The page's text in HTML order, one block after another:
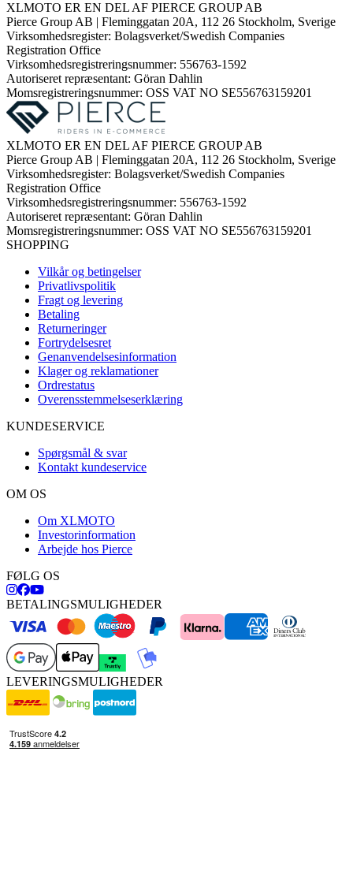
XLMOTO ER EN DEL AF PIERCE GROUP AB
Pierce Group AB | Fleminggatan 20A, 112 26 Stockholm, Sverige
Virksomhedsregister: Bolagsverket/Swedish Companies
Registration Office
Virksomhedsregistreringsnummer: 556763-1592
Autoriseret repræsentant: Göran Dahlin
Momsregistreringsnummer: OSS VAT NO SE556763159201
XLMOTO ER EN DEL AF PIERCE GROUP AB
Pierce Group AB | Fleminggatan 20A, 112 26 Stockholm, Sverige
Virksomhedsregister: Bolagsverket/Swedish Companies
Registration Office
Virksomhedsregistreringsnummer: 556763-1592
Autoriseret repræsentant: Göran Dahlin
Momsregistreringsnummer: OSS VAT NO SE556763159201
SHOPPING
Vilkår og betingelser
Privatlivspolitik
Fragt og levering
Betaling
Returneringer
Fortrydelsesret
Genanvendelsesinformation
Klager og reklamationer
Ordrestatus
Overensstemmelseserklæring
KUNDESERVICE
Spørgsmål & svar
Kontakt kundeservice
OM OS
Om XLMOTO
Investorinformation
Arbejde hos Pierce
FØLG OS
BETALINGSMULIGHEDER
LEVERINGSMULIGHEDER